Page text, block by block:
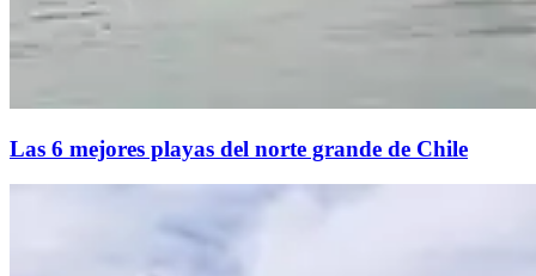
Las 6 mejores playas del norte grande de Chile